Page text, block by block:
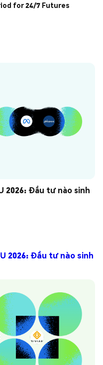
for 24/7 Futures
2026: Đầu tư nào sinh
2026: Đầu tư nào sinh